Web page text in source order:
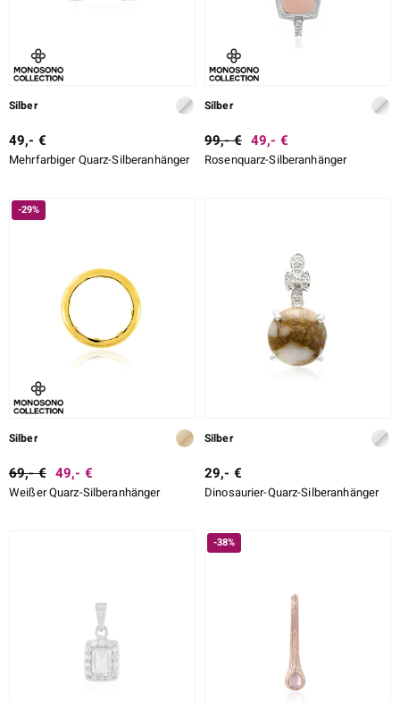
Silber
49,- €
Mehrfarbiger Quarz-Silberanhänger
Silber
99,- € 49,- €
Rosenquarz-Silberanhänger
-29%
Silber
69,- € 49,- €
Weißer Quarz-Silberanhänger
Silber
29,- €
Dinosaurier-Quarz-Silberanhänger
-38%